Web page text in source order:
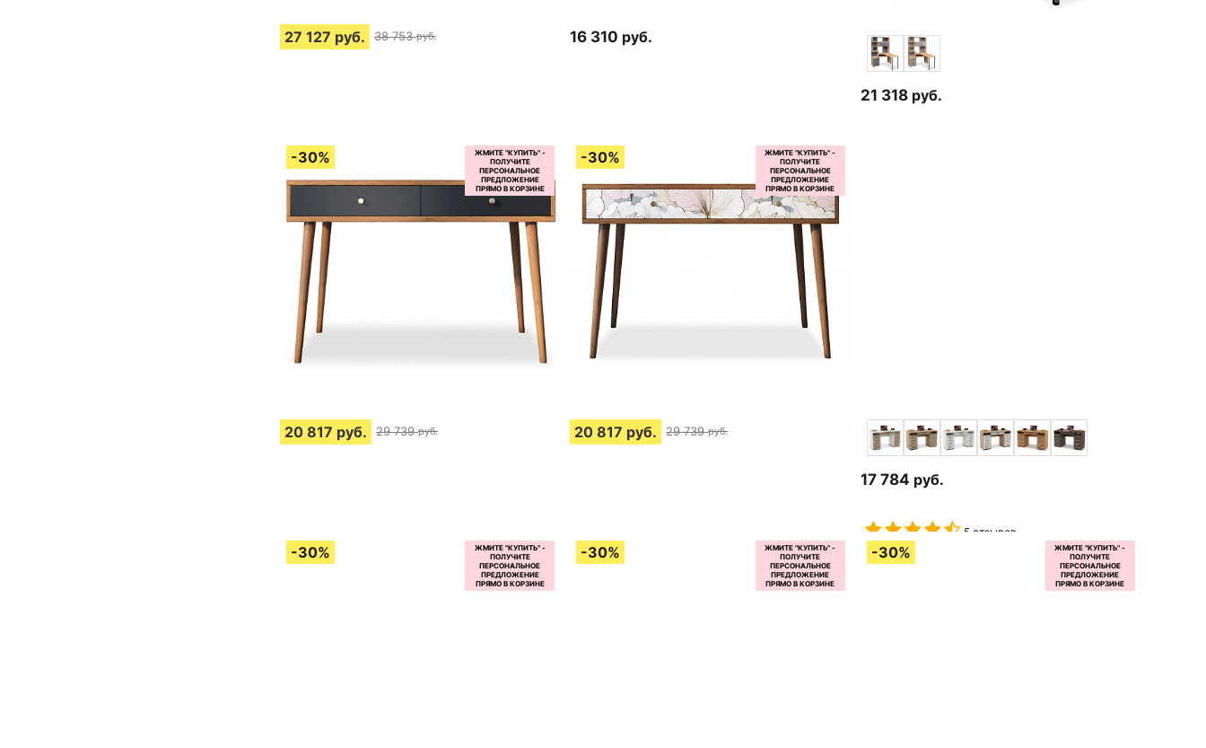
27 127 руб. 38 753 руб. 16 310 руб.
21 318 руб.
20 817 руб. 29 739 руб. 20 817 руб. 29 739 руб.
17 784 руб.
5 отзывов